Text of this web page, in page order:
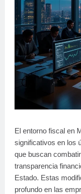
El entorno fiscal en
significativos en los
que buscan
transparencia
Estado. Estas
profundo en las